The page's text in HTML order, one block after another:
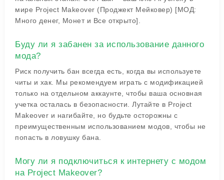
мире Project Makeover (Проджект Мейковер) [МОД:
Много денег, Монет и Все открыто].
Буду ли я забанен за использование данного
мода?
Риск получить бан всегда есть, когда вы используете
читы и хак. Мы рекомендуем играть с модификацией
только на отдельном аккаунте, чтобы ваша основная
учетка осталась в безопасности. Лутайте в Project
Makeover и нагибайте, но будьте осторожны с
преимущественным использованием модов, чтобы не
попасть в ловушку бана.
Могу ли я подключиться к интернету с модом
на Project Makeover?